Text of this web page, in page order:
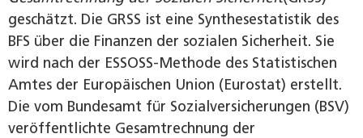
geschätzt. Die GRSS ist eine Synthesestatistik des
BFS über die Finanzen der sozialen Sicherheit. Sie
wird nach der ESSOSS-Methode des Statistischen
Amtes der Europäischen Union (Eurostat) erstellt.
Die vom Bundesamt für Sozialversicherungen (BSV)
veröffentlichte Gesamtrechnung der